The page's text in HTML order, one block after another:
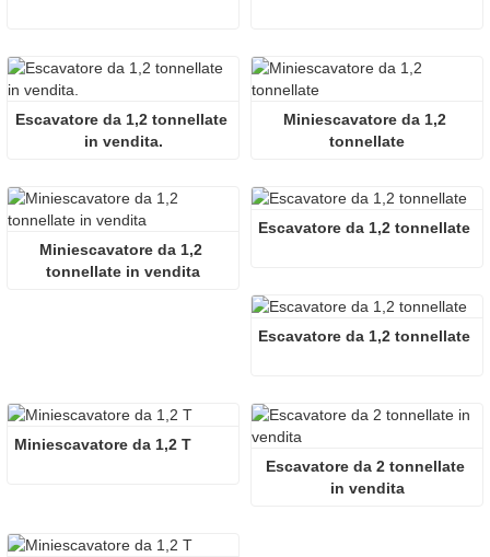
Escavatore da 1,2 tonnellate
in vendita.
Miniescavatore da 1,2
tonnellate
Miniescavatore da 1,2
tonnellate in vendita
Escavatore da 1,2 tonnellate
Escavatore da 1,2 tonnellate
Miniescavatore da 1,2 T
Escavatore da 2 tonnellate
in vendita